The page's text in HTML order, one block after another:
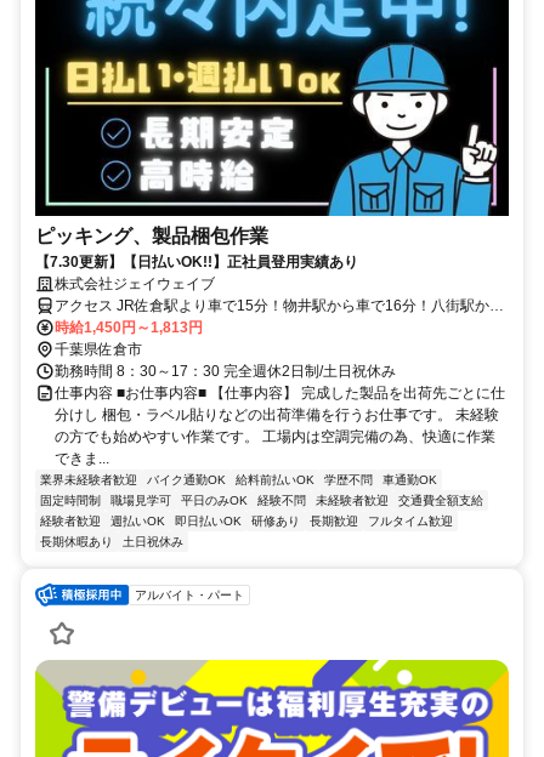
ピッキング、製品梱包作業
【7.30更新】【日払いOK!!】正社員登用実績あり
株式会社ジェイウェイブ
アクセス JR佐倉駅より車で15分！物井駅から車で16分！八街駅から
車で15分！四街道駅から車で23分！
時給1,450円～1,813円
千葉県佐倉市
勤務時間 8：30～17：30 完全週休2日制/土日祝休み
仕事内容 ■お仕事内容■ 【仕事内容】 完成した製品を出荷先ごとに仕
分けし 梱包・ラベル貼りなどの出荷準備を行うお仕事です。 未経験
の方でも始めやすい作業です。 工場内は空調完備の為、快適に作業
できま...
業界未経験者歓迎 バイク通勤OK 給料前払いOK 学歴不問
車通勤OK
固定時間制
職場見学可 平日のみOK 経験不問 未経験者歓迎
交通費全額支給
経験者歓迎
週払いOK 即日払いOK 研修あり 長期歓迎
フルタイム歓迎
長期休暇あり
土日祝休み
アルバイト・パート